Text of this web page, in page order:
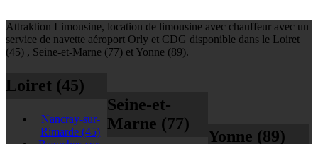
Attraktion Limousine, location de limousine avec chauffeur avec un
service de navette aéroport Orly et CDG disponible dans le Loiret
(45) , Seine-et-Marne (77) et Yonne (89).
Loiret (45)
Nancray-sur-
Rimarde(45)
Seine-et-
Marne (77)
Yonne (89)